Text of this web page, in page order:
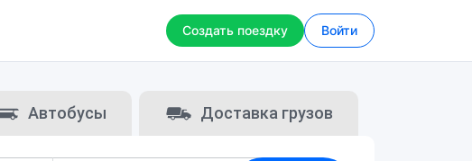
Создать поездку Войти
Автобусы Доставка грузов